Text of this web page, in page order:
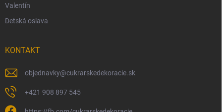
Valentín
Detská oslava
KONTAKT
objednavky@cukrarskedekoracie.sk
+421 908 897 545